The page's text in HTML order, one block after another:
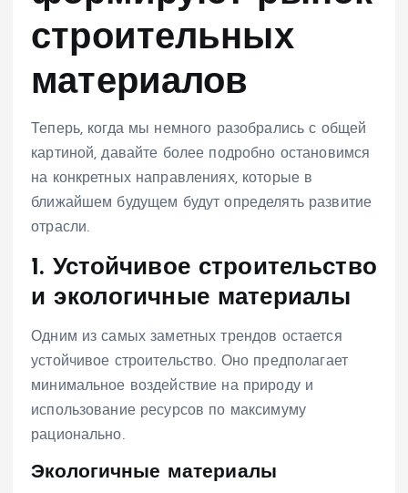
строительных
материалов
Теперь, когда мы немного разобрались с общей
картиной, давайте более подробно остановимся
на конкретных направлениях, которые в
ближайшем будущем будут определять развитие
отрасли.
1. Устойчивое строительство
и экологичные материалы
Одним из самых заметных трендов остается
устойчивое строительство. Оно предполагает
минимальное воздействие на природу и
использование ресурсов по максимуму
рационально.
Экологичные материалы